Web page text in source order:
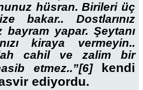
hüsran. Birileri üç
bakar.. Dostlarınız
bayram yapar. Şeytanı
kiraya vermeyin..
cahil ve zalim bir
etmez..”[6]
kendi
ediyordu.